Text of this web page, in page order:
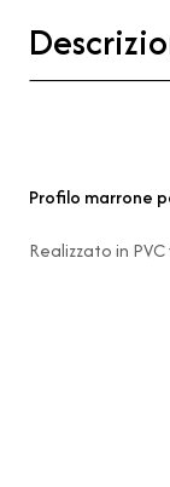
Profilo marrone
Realizzato in